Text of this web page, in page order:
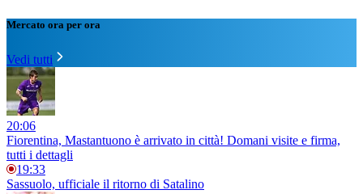
Mercato ora per ora
Vedi tutti
20:06
Fiorentina, Mastantuono è arrivato in città! Domani visite e firma,
tutti i dettagli
19:33
Sassuolo, ufficiale il ritorno di Satalino